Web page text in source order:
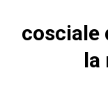
cosciale
la